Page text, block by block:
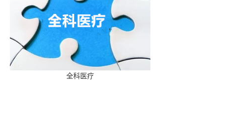
全科医疗